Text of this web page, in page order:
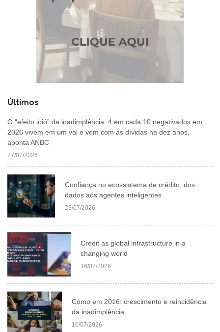
Últimos
O “efeito ioiô” da inadimplência: 4 em cada 10 negativados em
2026 vivem em um vai e vem com as dívidas há dez anos,
aponta ANBC
27/07/2026
Confiança no ecossistema de crédito: dos
dados aos agentes inteligentes
23/07/2026
Credit as global infrastructure in a
changing world
16/07/2026
Como em 2016: crescimento e reincidência
da inadimplência
16/07/2026